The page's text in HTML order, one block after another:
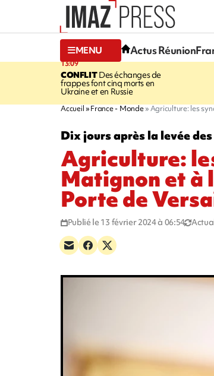
MENU Actus Réunion
13:09
CONFLITDes échanges de
frappes font cinq morts en
Ukraine et en Russie
Accueil France - Monde Agriculture: les
Dix jours après la levée
Agriculture:
Matignon et à
Porte de
Publié le 13 février 2024 à 06:54